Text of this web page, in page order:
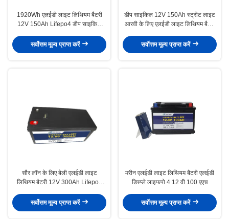
1920Wh एलईडी लाइट लिथियम बैटरी
12V 150Ah Lifepo4 डीप साइकिल
सर्वोत्तम मूल्य प्राप्त करें
डीप साइकिल 12V 150Ah स्ट्रीट लाइट
आरवी के लिए एलईडी लाइट लिथियम बैटरी
सर्वोत्तम मूल्य प्राप्त करें
सौर लॉन के लिए बेली एलईडी लाइट
लिथियम बैटरी 12V 300Ah Lifepo4
सर्वोत्तम मूल्य प्राप्त करें
मरीन एलईडी लाइट लिथियम बैटरी एलईडी
डिस्प्ले लाइफपो 4 12 वी 100 एएच
सर्वोत्तम मूल्य प्राप्त करें